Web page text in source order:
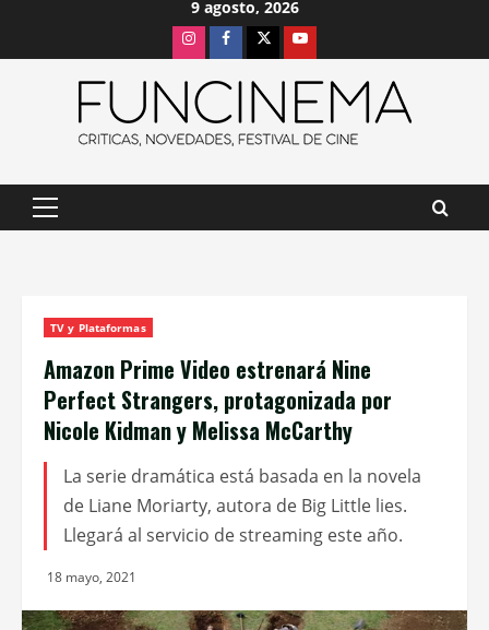
9 agosto, 2026
InstagramFacebook
X Youtube
Menú
TV y Plataformas
Amazon Prime Video estrenará Nine
Perfect Strangers, protagonizada por
Nicole Kidman y Melissa McCarthy
La serie dramática está basada en la novela
de Liane Moriarty, autora de Big Little lies.
Llegará al servicio de streaming este año.
18 mayo, 2021